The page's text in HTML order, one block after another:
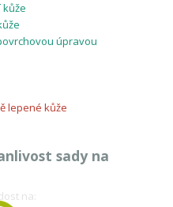
úpravou
lepené kůže
sady na
na: